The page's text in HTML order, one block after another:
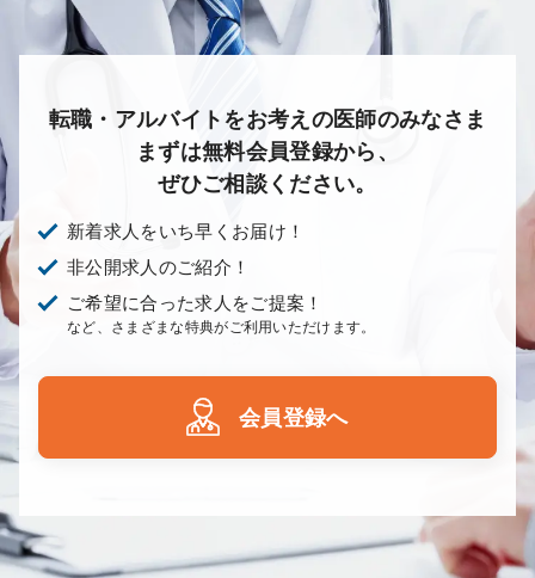
転職・アルバイトをお考えの医師のみなさま
まずは無料会員登録から、
ぜひご相談ください。
新着求人をいち早くお届け！
非公開求人のご紹介！
ご希望に合った求人をご提案！
など、さまざまな特典がご利用いただけます。
会員登録へ